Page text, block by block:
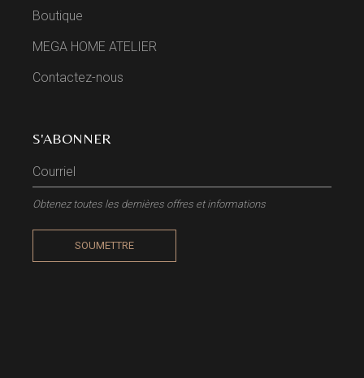
Boutique
MEGA HOME ATELIER
Contactez-nous
S'ABONNER
Obtenez toutes les dernières offres et informations
SOUMETTRE